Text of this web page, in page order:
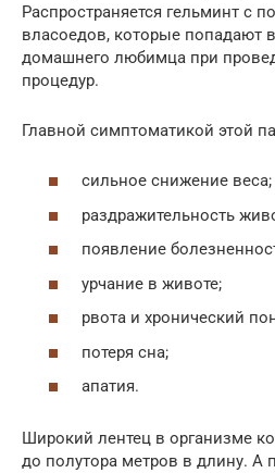
Распространяется гельминт с
власоедов, которые попадают
домашнего любимца при
процедур.
Главной симптоматикой этой
сильное снижение веса;
раздражительность
появление
урчание в животе;
рвота и хронический
потеря сна;
апатия.
Широкий лентец в организме
до полутора метров в длину. А